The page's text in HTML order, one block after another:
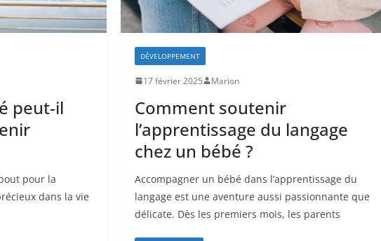
peut-il
pour la
dans la vie
DÉVELOPPEMENT
17 février 2025 Marion
Comment soutenir
l’apprentissage du langage
chez un bébé ?
Accompagner un bébé dans l’apprentissage du
langage est une aventure aussi passionnante que
délicate. Dès les premiers mois, les parents